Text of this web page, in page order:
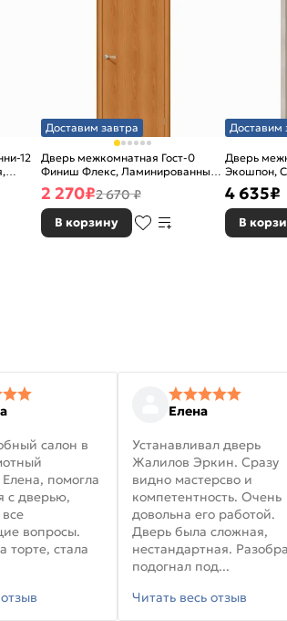
12
Доставим завтра
Дверь межкомнатная Гост-0
Финиш Флекс, Ламинированные
Л-12 (МиланОрех), глухая,
каркасно-щитовая
2 270₽2 670 ₽
В корзину
Доставим
Дверь
Экошпон,
4 635₽
В
салон в
Елена, помогла
с дверью,
вопросы.
торте, стала
Елена
Устанавливал дверь
Жалилов Эркин. Сразу
видно мастерсво и
компетентность. Очень
довольна его работой.
Дверь была сложная,
нестандартная.
подогнал под...
Читать весь отзыв